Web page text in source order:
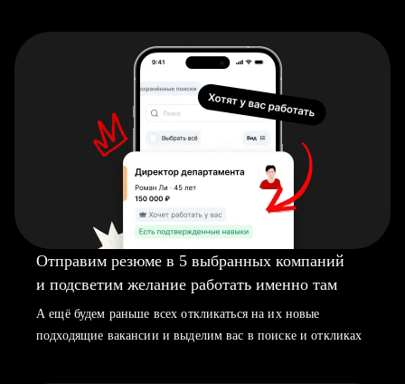
Отправим резюме в 5 выбранных компаний
и подсветим желание работать именно там
А ещё будем раньше всех откликаться на их новые
подходящие вакансии и выделим вас в поиске и откликах